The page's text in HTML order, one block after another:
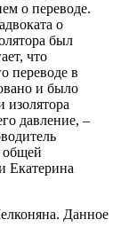
о переводе.
о
был
что
переводе в
и было
изолятора
давление, –
общей
Екатерина
Данное